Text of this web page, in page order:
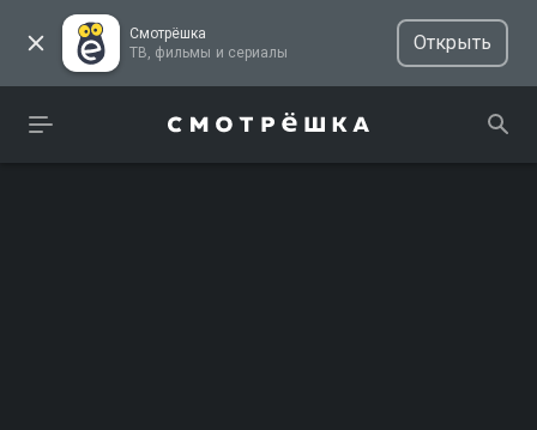
Смотрёшка
ТВ, фильмы и сериалы
Открыть